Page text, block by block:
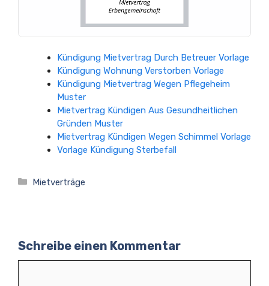
Kündigung Mietvertrag Durch Betreuer Vorlage
Kündigung Wohnung Verstorben Vorlage
Kündigung Mietvertrag Wegen Pflegeheim
Muster
Mietvertrag Kündigen Aus Gesundheitlichen
Gründen Muster
Mietvertrag Kündigen Wegen Schimmel Vorlage
Vorlage Kündigung Sterbefall
Kategorien
Mietverträge
Schreibe einen Kommentar